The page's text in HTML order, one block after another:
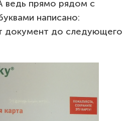
ведь прямо рядом с
написано:
документ до следующего